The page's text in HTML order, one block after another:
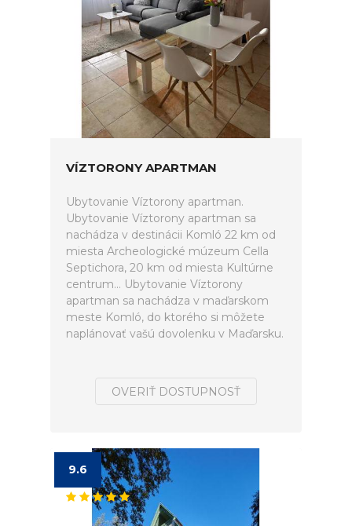
VÍZTORONY APARTMAN
Ubytovanie Víztorony apartman.
Ubytovanie Víztorony apartman sa
nachádza v destinácii Komló 22 km od
miesta Archeologické múzeum Cella
Septichora, 20 km od miesta Kultúrne
centrum... Ubytovanie Víztorony
apartman sa nachádza v maďarskom
meste Komló, do ktorého si môžete
naplánovať vašú dovolenku v Maďarsku.
OVERIŤ DOSTUPNOSŤ
9.6